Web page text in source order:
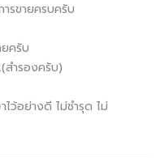
รขายครบครับ
ครับ
ำรองครับ)
ไว้อย่างดี ไม่ชำรุด ไม่